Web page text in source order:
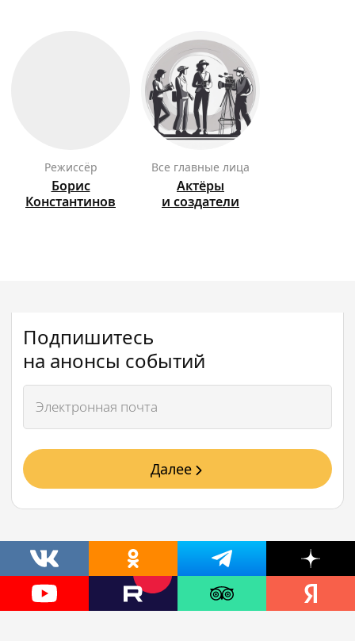
режиссёр
Борис
Константинов
Все главные лица
Актёры
и создатели
Подпишитесь
на анонсы событий
Далее